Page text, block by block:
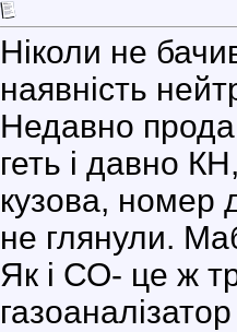
Ніколи не
наявність
Недавно
геть і давно
кузова, номер
не глянули.
Як і СО- це ж